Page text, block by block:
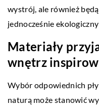
wystrój, ale również
jednocześnie
Materiały
wnętrz
Wybór odpowiednich
naturą może stanowić